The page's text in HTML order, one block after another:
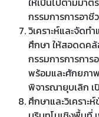
กรรมการการอา
วิเคราะห์และจัดท
ศึกษา ให้สอดดค
กรรมการการกา
พร้อมและศักยภา
พิจารณายุบเลิก เ
ศึกษาและวิเคราะ